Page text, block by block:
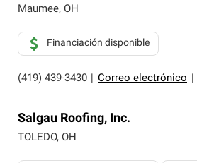
Maumee, OH
(419) 439-3430 Correo electrónico
Financiación disponible
Salgau Roofing, Inc.
TOLEDO, OH